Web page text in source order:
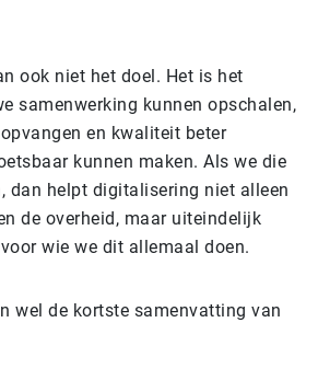
ook niet het doel. Het is het
samenwerking kunnen opschalen,
en kwaliteit beter
kunnen maken. Als we die
dan helpt digitalisering niet alleen
de overheid, maar uiteindelijk
wie we dit allemaal doen.
wel de kortste samenvatting van